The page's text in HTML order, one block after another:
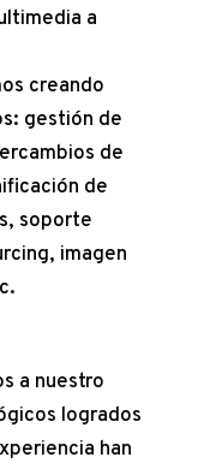
a
creando
gestión de
de
de
soporte
imagen
a nuestro
logrados
han